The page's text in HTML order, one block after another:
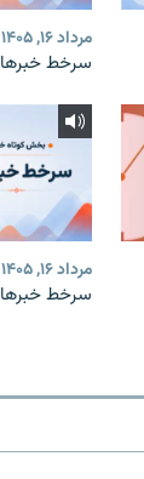
مرداد ۱۶, ۱۴۰۵
سرخط خبرها ۱۱:۰۰
مرداد ۱۶, ۱۴۰۵
سرخط خبرها ۸:۰۰